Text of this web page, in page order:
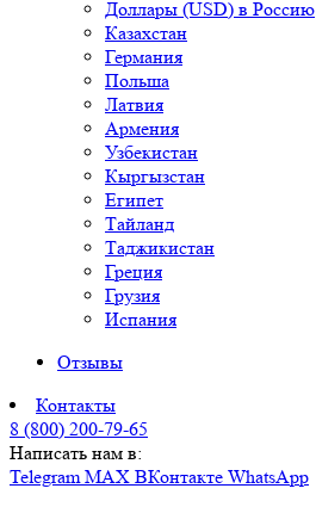
Доллары (USD) в Россию
Казахстан
Германия
Польша
Латвия
Армения
Узбекистан
Кыргызстан
Египет
Тайланд
Таджикистан
Греция
Грузия
Испания
Отзывы
Контакты
8 (800) 200-79-65
Написать нам в:
TelegramMAX ВКонтакте WhatsApp